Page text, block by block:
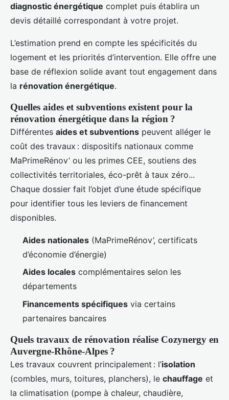
diagnostic énergétique complet puis établira un
devis détaillé correspondant à votre projet.
L’estimation prend en compte les spécificités du
logement et les priorités d’intervention. Elle offre une
base de réflexion solide avant tout engagement dans
la rénovation énergétique.
Quelles aides et subventions existent pour la
rénovation énergétique dans la région ?
Différentes aides et subventions peuvent alléger le
coût des travaux : dispositifs nationaux comme
MaPrimeRénov’ ou les primes CEE, soutiens des
collectivités territoriales, éco-prêt à taux zéro...
Chaque dossier fait l’objet d’une étude spécifique
pour identifier tous les leviers de financement
disponibles.
Aides nationales (MaPrimeRénov’, certificats
d’économie d’énergie)
Aides locales complémentaires selon les
départements
Financements spécifiques via certains
partenaires bancaires
Quels travaux de rénovation réalise Cozynergy en
Auvergne-Rhône-Alpes ?
Les travaux couvrent principalement : l’isolation
(combles, murs, toitures, planchers), le chauffage et
la climatisation (pompe à chaleur, chaudière,